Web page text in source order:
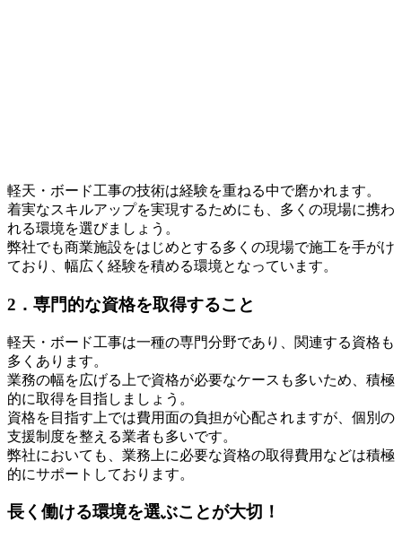
軽天・ボード工事の技術は経験を重ねる中で磨かれます。
着実なスキルアップを実現するためにも、多くの現場に携わ
れる環境を選びましょう。
弊社でも商業施設をはじめとする多くの現場で施工を手がけ
ており、幅広く経験を積める環境となっています。
2．専門的な資格を取得すること
軽天・ボード工事は一種の専門分野であり、関連する資格も
多くあります。
業務の幅を広げる上で資格が必要なケースも多いため、積極
的に取得を目指しましょう。
資格を目指す上では費用面の負担が心配されますが、個別の
支援制度を整える業者も多いです。
弊社においても、業務上に必要な資格の取得費用などは積極
的にサポートしております。
長く働ける環境を選ぶことが大切！